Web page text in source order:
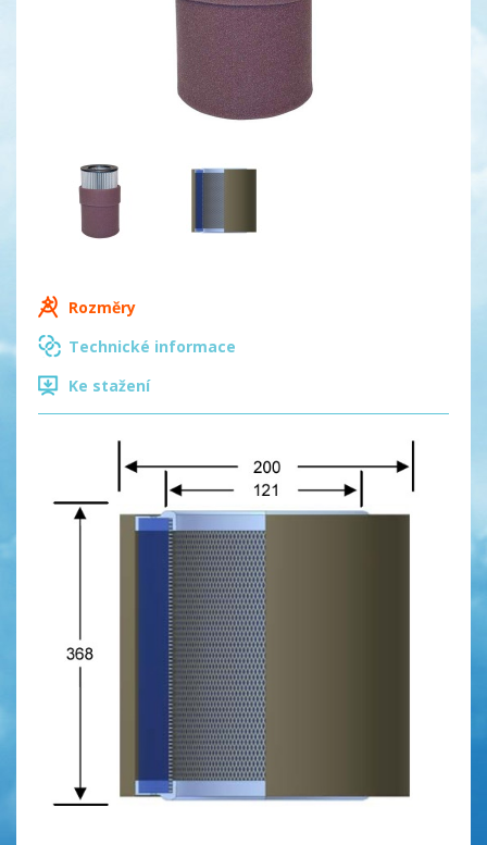
Rozměry
Technické informace
Ke stažení